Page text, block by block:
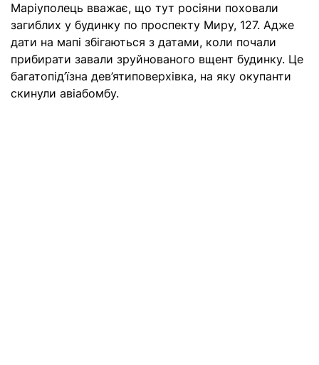
Маріуполець вважає, що тут росіяни поховали
загиблих у будинку по проспекту Миру, 127. Адже
дати на мапі збігаються з датами, коли почали
прибирати завали зруйнованого вщент будинку. Це
багатопід’їзна дев’ятиповерхівка, на яку окупанти
скинули авіабомбу.